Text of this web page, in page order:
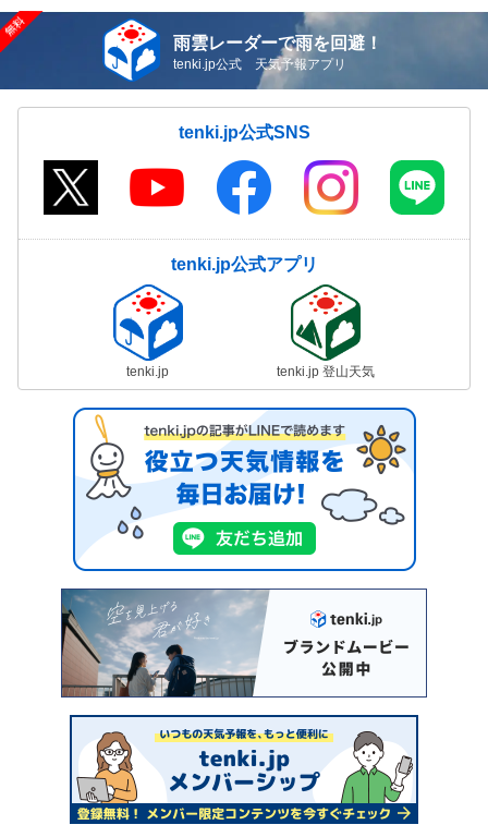
雨雲レーダーで雨を回避！
tenki.jp公式 天気予報アプリ
tenki.jp公式SNS
tenki.jp公式アプリ
tenki.jp tenki.jp 登山天気